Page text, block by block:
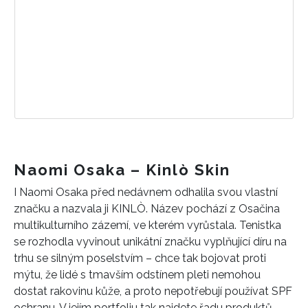
Naomi Osaka – Kinlò Skin
I Naomi Osaka před nedávnem odhalila svou vlastní
značku a nazvala ji KINLÒ. Název pochází z Osačina
multikulturního zázemí, ve kterém vyrůstala. Tenistka
se rozhodla vyvinout unikátní značku vyplňující díru na
trhu se silným poselstvím – chce tak bojovat proti
mýtu, že lidé s tmavším odstínem pleti nemohou
dostat rakovinu kůže, a proto nepotřebují používat SPF